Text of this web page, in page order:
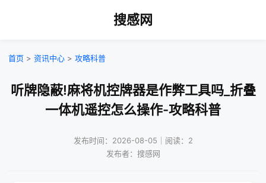
搜感网
首页 > 资讯中心 > 攻略科普
听牌隐蔽!麻将机控牌器是作弊工具吗_折叠
一体机遥控怎么操作-攻略科普
发布时间：2026-08-05｜阅读：2
发布者：搜感网